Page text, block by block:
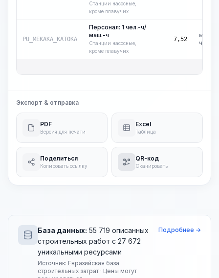
Станции насосные,
кроме плавучих
PU_MEKAKA_KATOKA
Персонал: 1 чел.-ч/
маш.-ч
Станции насосные,
кроме плавучих
7,52
маш.-
ч
Экспорт & отправка
PDF
Версия для печати
Excel
Таблица
Поделиться
Копировать ссылку
QR-код
Сканировать
База данных: 55 719 описанных
строительных работ с 27 672
уникальными ресурсами
Источник: Евразийская база
строительных затрат · Цены могут
Подробнее →